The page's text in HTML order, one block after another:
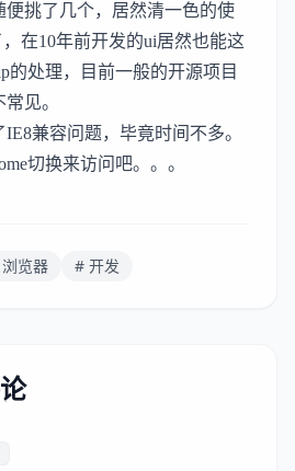
便挑了几个，居然清一色的使
在10年前开发的ui居然也能这
的处理，目前一般的开源项目
见。
兼容问题，毕竟时间不多。
切换来访问吧。。。
览器 # 开发